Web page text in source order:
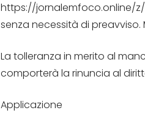
https://jornalemfoco.online/z/
senza necessità di
La tolleranza in merito al
comporterà la rinuncia al
Applicazione